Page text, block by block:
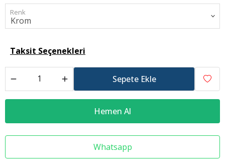
Renk
Taksit Seçenekleri
Sepete Ekle
Hemen Al
Whatsapp